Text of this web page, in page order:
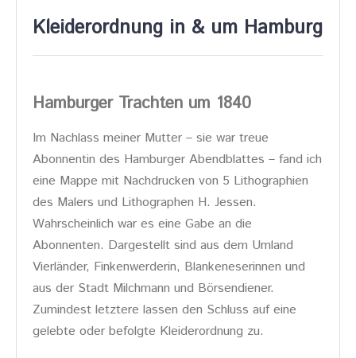
Kleiderordnung in & um Hamburg
Hamburger Trachten um 1840
Im Nachlass meiner Mutter – sie war treue
Abonnentin des Hamburger Abendblattes – fand ich
eine Mappe mit Nachdrucken von 5 Lithographien
des Malers und Lithographen H. Jessen.
Wahrscheinlich war es eine Gabe an die
Abonnenten. Dargestellt sind aus dem Umland
Vierländer, Finkenwerderin, Blankeneserinnen und
aus der Stadt Milchmann und Börsendiener.
Zumindest letztere lassen den Schluss auf eine
gelebte oder befolgte Kleiderordnung zu.